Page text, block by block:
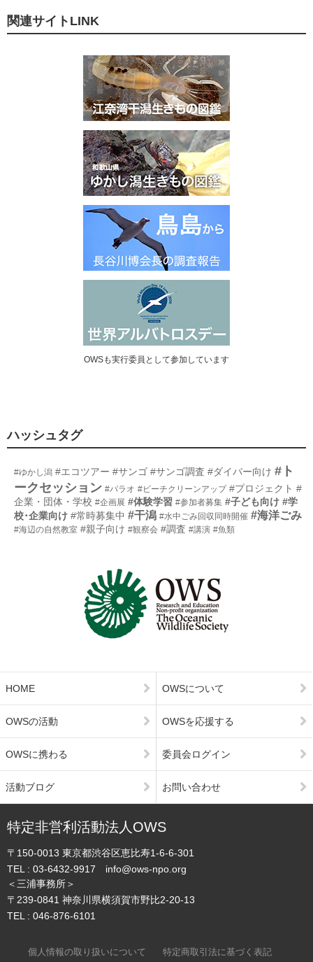
関連サイトLINK
OWSも実行委員として参加しています
ハッシュタグ
#ゆかし潟 #エコツアー #サンゴ #サンゴ調査 #ダイバー向け #ト
ークセッション #パラオ #ビーチクリーンアップ #プロジェクト #
企業・団体・学校 #企画展 #体験学習 #参加者募集 #子ども向け #学
校･企業向け #常時募集中 #干潟 #水中ごみ回収同時開催 #海洋ごみ
#海辺の自然教室 #親子向け #観察会 #調査 #講演 #魚類
HOME
OWSの活動
OWSに携わる
活動ブログ
OWSについて
OWSを応援する
委員会ログイン
お問い合わせ
特定非営利活動法人OWS
〒150-0013 東京都渋谷区恵比寿1-6-6-301
TEL : 03-6432-9917
info@ows-npo.org
＜三浦事務所＞
〒239-0841 神奈川県横須賀市野比2-20-13
TEL : 046-876-6101
個人情報の取り扱いについて 特定商取引法に基づく表記